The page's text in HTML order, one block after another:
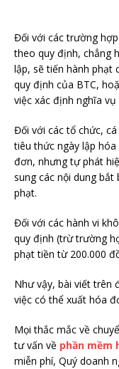
Đối với các trường
theo quy định, chẳng
lập, sẽ tiến hành phạt
quy định của BTC,
việc xác định nghĩa
Đối với các tổ chức,
tiêu thức ngày lập
đơn, nhưng tự phát
sung các nội dung
phạt.
Đối với các hành vi
quy định (trừ trường
phạt tiền từ 200.000
Như vậy, bài viết trên
việc có thể xuất hóa
Mọi thắc mắc về
tư vấn về phần mềm
miễn phí, Quý doanh